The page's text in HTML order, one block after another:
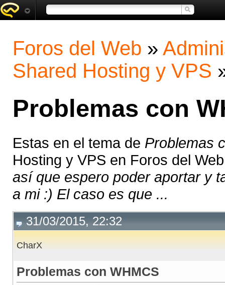
Foros del Web »
Shared Hosting y VPS
Problemas con
Estas en el tema de Problemas
Hosting y VPS en Foros del
así que espero poder aportar y
a mi :) El caso es que ...
31/03/2015, 22:32
CharX
Problemas con WHMCS